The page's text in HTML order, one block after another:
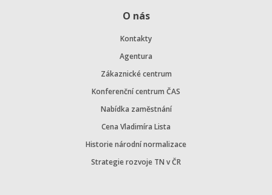
O nás
Kontakty
Agentura
Zákaznické centrum
Konferenční centrum ČAS
Nabídka zaměstnání
Cena Vladimíra Lista
Historie národní normalizace
Strategie rozvoje TN v ČR